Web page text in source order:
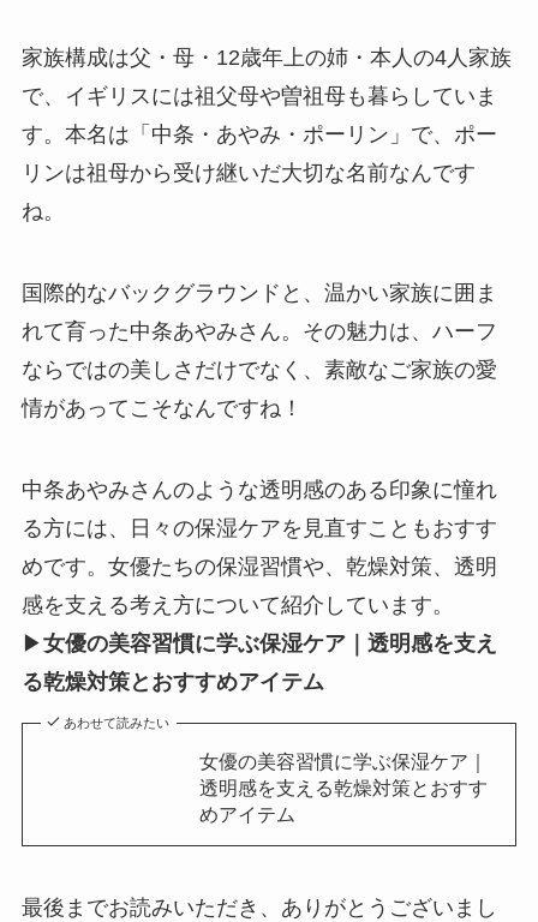
家族構成は父・母・12歳年上の姉・本人の4人家族
で、イギリスには祖父母や曽祖母も暮らしていま
す。本名は「中条・あやみ・ポーリン」で、ポー
リンは祖母から受け継いだ大切な名前なんです
ね。
国際的なバックグラウンドと、温かい家族に囲ま
れて育った中条あやみさん。その魅力は、ハーフ
ならではの美しさだけでなく、素敵なご家族の愛
情があってこそなんですね！
中条あやみさんのような透明感のある印象に憧れ
る方には、日々の保湿ケアを見直すこともおすす
めです。女優たちの保湿習慣や、乾燥対策、透明
感を支える考え方について紹介しています。
▶女優の美容習慣に学ぶ保湿ケア｜透明感を支え
る乾燥対策とおすすめアイテム
あわせて読みたい
女優の美容習慣に学ぶ保湿ケア｜
透明感を支える乾燥対策とおすす
めアイテム
最後までお読みいただき、ありがとうございまし